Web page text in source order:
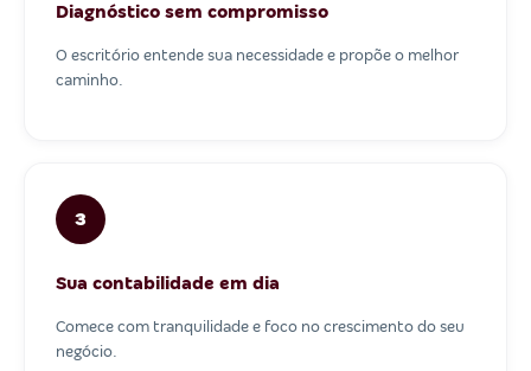
Diagnóstico sem compromisso
O escritório entende sua necessidade e propõe o melhor
caminho.
3
Sua contabilidade em dia
Comece com tranquilidade e foco no crescimento do seu
negócio.